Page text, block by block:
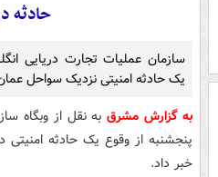
حادثه
سازمان عملیات تجارت دریایی
یک حادثه امنیتی نزدیک سواحل
به گزارش مشرق
خبر داد.